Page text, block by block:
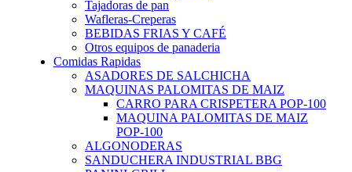
Tajadoras de pan
Wafleras-Creperas
BEBIDAS FRIAS Y CAFÉ
Otros equipos de panaderia
Comidas Rapidas
ASADORES DE SALCHICHA
MAQUINAS PALOMITAS DE MAIZ
CARRO PARA CRISPETERA POP-100
MAQUINA PALOMITAS DE MAIZ
POP-100
ALGONODERAS
SANDUCHERA INDUSTRIAL BBG